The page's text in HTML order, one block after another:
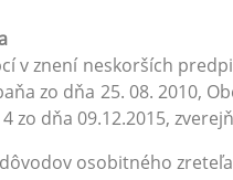
v znení neskorších
zo dňa 25. 08. 2010,
zo dňa 09.12.2015,
osobitného zreteľa